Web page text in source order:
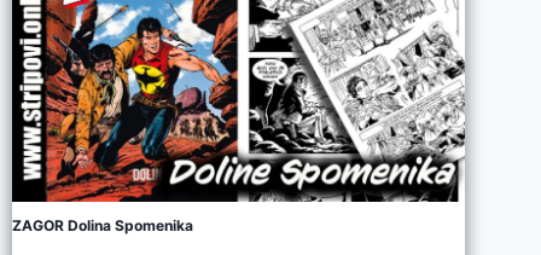
ZAGOR Dolina Spomenika